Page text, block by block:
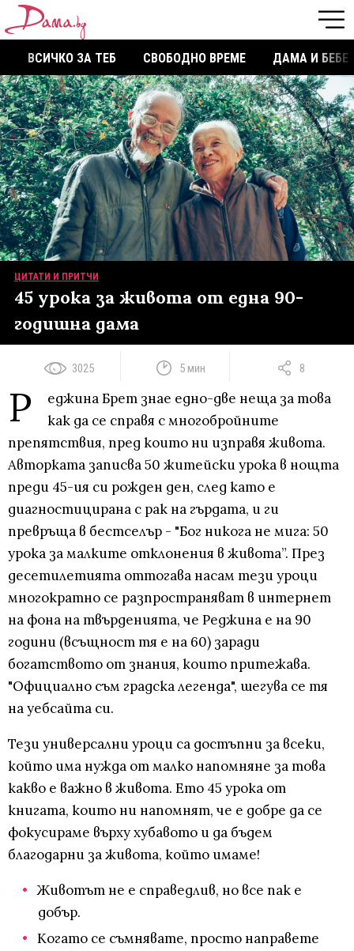
ВСИЧКО ЗА ТЕБ СВОБОДНО ВРЕМЕ ДАМА И БЕБЕ
ЦИТАТИ И ПРИТЧИ
45 урока за живота от една 90-
годишна дама
3025 5 мин 8
Р
еджина Брет знае едно-две неща за това
как да се справя с многобройните
препятствия, пред които ни изправя живота.
Авторката записва 50 житейски урока в нощта
преди 45-ия си рожден ден, след като е
диагностицирана с рак на гърдата, и ги
превръща в бестселър - "Бог никога не мига: 50
урока за малките отклонения в живота”. През
десетилетията оттогава насам тези уроци
многократно се разпространяват в интернет
на фона на твърденията, че Реджина е на 90
години (всъщност тя е на 60) заради
богатството от знания, които притежава.
"Официално съм градска легенда", шегува се тя
на уебсайта си.
Тези универсални уроци са достъпни за всеки,
който има нужда от малко напомняне за това
какво е важно в живота. Ето 45 урока от
книгата, които ни напомнят, че е добре да се
фокусираме върху хубавото и да бъдем
благодарни за живота, който имаме!
Животът не е справедлив, но все пак е
добър.
Когато се съмнявате, просто направете